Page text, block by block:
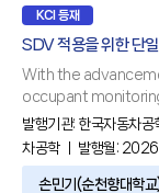
KCI 등재
SDV 적용을 위한 단
With the
occupant
safety, comfort,
conventional
estimation rely on
발행기관: 한국자동차공
차공학
ㅣ 발행월:
손민기(순천향대학